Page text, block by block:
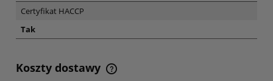
Certyfikat HACCP
Tak
Koszty dostawy
Cena nie zawiera ewentualnych kosztów płatności